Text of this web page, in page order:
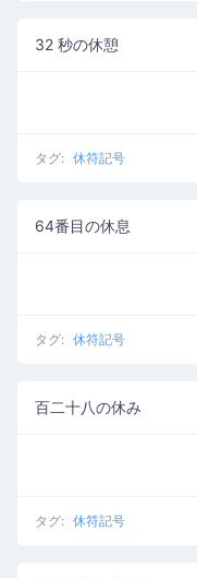
32 秒の休憩
タグ: 休符記号
64番目の休息
タグ: 休符記号
百二十八の休み
タグ: 休符記号